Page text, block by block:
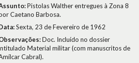
Pistolas Walther entregues à Zona 8
Caetano Barbosa.
Sexta, 23 de Fevereiro de 1962
Doc. Incluído no dossier
Material militar (com manuscritos de
Cabral).